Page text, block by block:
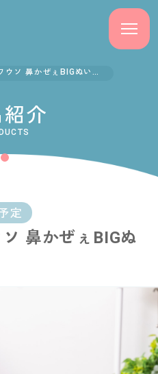
可愛い嘘のカワウソ 鼻かぜぇBIGぬいぐるみ
介
定
鼻かぜぇBIGぬ